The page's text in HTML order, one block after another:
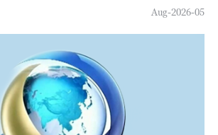
05-Aug-2026